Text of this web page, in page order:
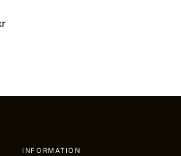
INFORMATION